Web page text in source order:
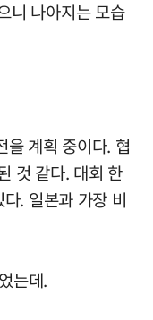
니 나아지는 모습
계획 중이다. 협
것 같다. 대회 한
. 일본과 가장 비
는데.